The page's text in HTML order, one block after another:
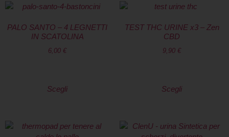
PALO SANTO – 4 LEGNETTI
IN SCATOLINA
6,00 €
Scegli
TEST THC URINE x3 – Zen
CBD
9,90 €
Scegli